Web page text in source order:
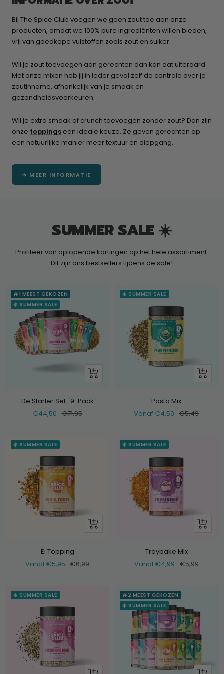
Bij The Spice Club voegen we geen zout toe aan onze
producten, omdat we 100% pure ingrediënten willen bieden,
vrij van goedkope vulstoffen zoals zout en suiker.
Wil je zout toevoegen aan gerechten dan kan dat uiteraard.
Met onze mixen heb jij in ieder geval zelf de controle over je
zoutinname, afhankelijk van je smaak en
gezondheidsvoorkeuren.
Wil je extra smaak of crunch toevoegen zonder zout? Dan zijn
onze toppings een ideale keuze. Ze geven gerechten op
een natuurlijke manier meer textuur en diepgang.
➔ MEER INFORMATIE
SUMMER SALE ☀️
Profiteer van oplopende kortingen op het hele assortiment.
Dit zijn ons bestsellers tijdens de sale!
#1 MEEST GEKOZEN
☀️ SUMMER SALE
+
De Starter Set · 9-Pack
Verkoopprijs
€44,50 Normale
€71,95
☀️ SUMMER SALE
Bekijk
Pasta Mix
Verkoopprijs
Vanaf €4,50 Normale
€5,49
☀️ SUMMER SALE
Bekijk
Ei Topping
Verkoopprijs
Vanaf €5,95 Normale
€6,99
☀️ SUMMER SALE
Bekijk
Traybake Mix
Verkoopprijs
Vanaf €4,99 Normale
€5,99
☀️ SUMMER SALE
#2 MEEST GEKOZEN
☀️ SUMMER SALE